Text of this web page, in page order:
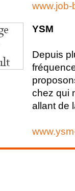
YSM
Depuis
chez qui
allant de